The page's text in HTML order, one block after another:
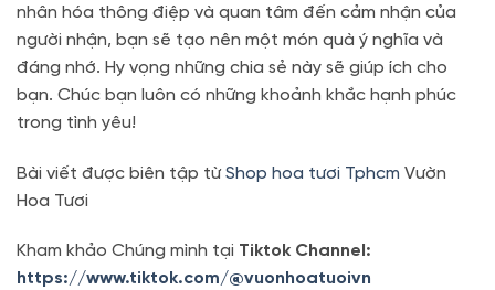
nhân hóa thông điệp và quan tâm đến cảm nhận của
người nhận, bạn sẽ tạo nên một món quà ý nghĩa và
đáng nhớ. Hy vọng những chia sẻ này sẽ giúp ích cho
bạn. Chúc bạn luôn có những khoảnh khắc hạnh phúc
trong tình yêu!
Bài viết được biên tập từShop hoa tươi Tphcm Vườn
Hoa Tươi
Kham khảo Chúng mình tại Tiktok Channel:
https://www.tiktok.com/@vuonhoatuoivn